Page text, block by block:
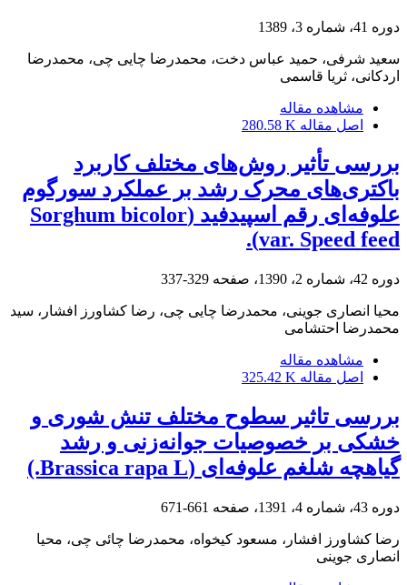
دوره 41، شماره 3، 1389
سعید شرفی، حمید عباس دخت، محمدرضا چایی چی، محمدرضا
اردکانی، ثریا قاسمی
مشاهده مقاله
اصل مقاله 280.58 K
بررسی تأثیر روش‌های مختلف کاربرد
باکتری‌های محرک رشد بر عملکرد سورگوم
علوفه‌ای رقم اسپیدفید (Sorghum bicolor
var. Speed feed).
دوره 42، شماره 2، 1390، صفحه 329-337
محیا انصاری جوینی، محمدرضا چایی چی، رضا کشاورز افشار، سید
محمدرضا احتشامی
مشاهده مقاله
اصل مقاله 325.42 K
بررسی تاثیر سطوح مختلف تنش شوری و
خشکی بر خصوصیات جوانه‌زنی و رشد
گیاهچه شلغم علوفه‌ای (Brassica rapa L.)
دوره 43، شماره 4، 1391، صفحه 661-671
رضا کشاورز افشار، مسعود کیخواه، محمدرضا چائی چی، محیا
انصاری جوینی